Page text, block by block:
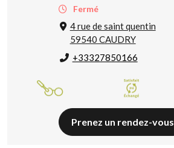
Fermé
4 rue de saint quentin
59540 CAUDRY
+33327850166
Prenez un rendez-vous